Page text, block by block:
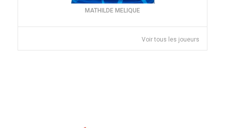
MATHILDE MELIQUE
Voir tous les joueurs